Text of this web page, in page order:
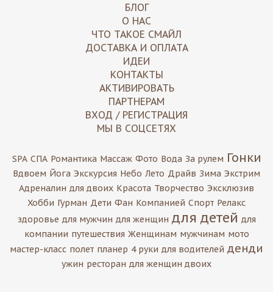
БЛОГ
О НАС
ЧТО ТАКОЕ СМАЙЛ
ДОСТАВКА И ОПЛАТА
ИДЕИ
КОНТАКТЫ
АКТИВИРОВАТЬ
ПАРТНЕРАМ
ВХОД / РЕГИСТРАЦИЯ
МЫ В СОЦСЕТЯХ
SPA СПА Романтика Массаж Фото Вода За рулем Гонки
Вдвоем Йога Экскурсия Небо Лето Драйв Зима Экстрим
Адреналин для двоих Красота Творчество Эксклюзив
Хобби Гурман Дети Фан Компанией Спорт Релакс
здоровье для мужчин для женщин для детей для
компании путешествия Женщинам мужчинам мото
мастер-класс полет планер 4 руки для водителей денди
ужин ресторан для женщин двоих